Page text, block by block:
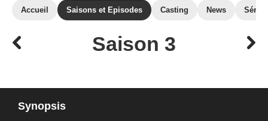
Accueil Saisons et Episodes Casting News
Saison 3
Synopsis